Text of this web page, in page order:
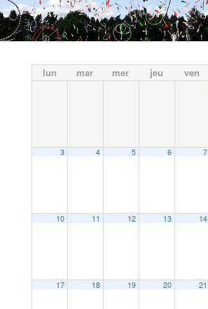
lun mar mer jeu ven
3 4 5 6 7
10 11 12 13 14
17 18 19 20 21